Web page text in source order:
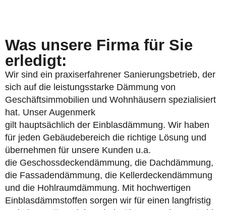
Was unsere Firma für Sie
erledigt:
Wir sind ein praxiserfahrener Sanierungsbetrieb, der
sich auf die leistungsstarke Dämmung von
Geschäftsimmobilien und Wohnhäusern spezialisiert
hat. Unser Augenmerk
gilt hauptsächlich der Einblasdämmung. Wir haben
für jeden Gebäudebereich die richtige Lösung und
übernehmen für unsere Kunden u.a.
die Geschossdeckendämmung, die Dachdämmung,
die Fassadendämmung, die Kellerdeckendämmung
und die Hohlraumdämmung. Mit hochwertigen
Einblasdämmstoffen sorgen wir für einen langfristig